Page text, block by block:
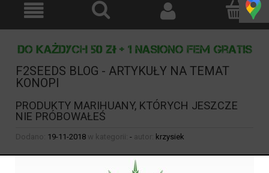
F2SEEDS BLOG - ARTYKUŁY NA TEMAT
KONOPI
PRODUKTY MARIHUANY, KTÓRYCH JESZCZE
NIE PRÓBOWAŁEŚ
Dodano: 19-11-2018 w kategorii: - autor: krzysiek